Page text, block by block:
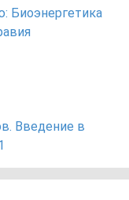
Биоэнергетика
Введение в